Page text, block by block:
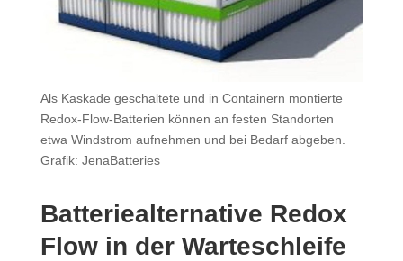
Als Kaskade geschaltete und in Containern montierte
Redox-Flow-Batterien können an festen Standorten
etwa Windstrom aufnehmen und bei Bedarf abgeben.
Grafik: JenaBatteries
Batte­rie­al­ter­native Redox
Flow in der Warteschleife